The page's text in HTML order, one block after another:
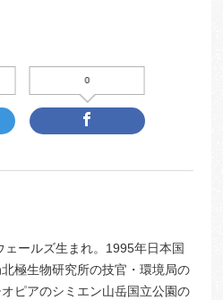
0
ールズ生まれ。1995年日本国
極生物研究所の技官・環境局の
ピアのシミエン山岳国立公園の